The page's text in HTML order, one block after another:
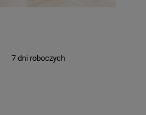
7 dni roboczych